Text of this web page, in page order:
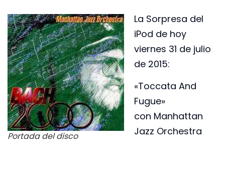
Portada del disco
La Sorpresa del
iPod de hoy
viernes 31 de julio
de 2015:
«Toccata And
Fugue»
con Manhattan
Jazz Orchestra